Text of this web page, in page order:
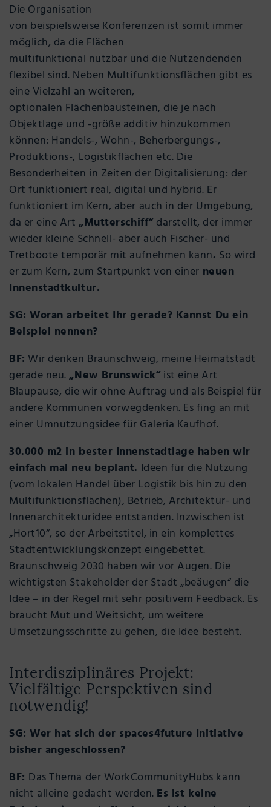
Die Organisation
von beispielsweise Konferenzen ist somit immer
möglich, da die Flächen
multifunktional nutzbar und die Nutzendenden
flexibel sind. Neben Multifunktionsflächen gibt es
eine Vielzahl an weiteren,
optionalen Flächenbausteinen, die je nach
Objektlage und -größe additiv hinzukommen
können: Handels-, Wohn-, Beherbergungs-,
Produktions-, Logistikflächen etc. Die
Besonderheiten in Zeiten der Digitalisierung: der
Ort funktioniert real, digital und hybrid. Er
funktioniert im Kern, aber auch in der Umgebung,
da er eine Art„Mutterschiff“ darstellt, der immer
wieder kleine Schnell- aber auch Fischer- und
Tretboote temporär mit aufnehmen kann. So wird
er zum Kern, zum Startpunkt von einer neuen
Innenstadtkultur.
SG: Woran arbeitet Ihr gerade? Kannst Du ein
Beispiel nennen?
BF: Wir denken Braunschweig, meine Heimatstadt
gerade neu.„New Brunswick“ ist eine Art
Blaupause, die wir ohne Auftrag und als Beispiel für
andere Kommunen vorwegdenken. Es fing an mit
einer Umnutzungsidee für Galeria Kaufhof.
30.000 m2 in bester Innenstadtlage haben wir
einfach mal neu beplant. Ideen für die Nutzung
(vom lokalen Handel über Logistik bis hin zu den
Multifunktionsflächen), Betrieb, Architektur- und
Innenarchitekturidee entstanden. Inzwischen ist
„Hort10“, so der Arbeitstitel, in ein komplettes
Stadtentwicklungskonzept eingebettet.
Braunschweig 2030 haben wir vor Augen. Die
wichtigsten Stakeholder der Stadt „beäugen“ die
Idee – in der Regel mit sehr positivem Feedback. Es
braucht Mut und Weitsicht, um weitere
Umsetzungsschritte zu gehen, die Idee besteht.
Interdisziplinäres Projekt:
Vielfältige Perspektiven sind
notwendig!
SG: Wer hat sich der spaces4future Initiative
bisher angeschlossen?
BF: Das Thema der WorkCommunityHubs kann
nicht alleine gedacht werden. Es ist keine